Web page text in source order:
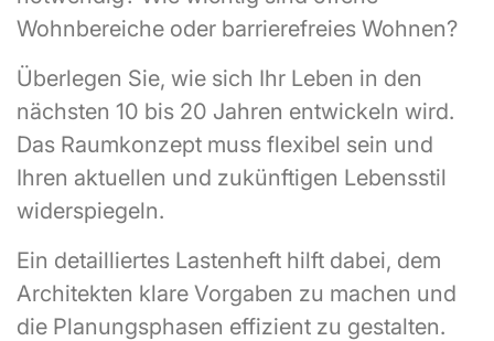
Wohnbereiche oder barrierefreies Wohnen?
Überlegen Sie, wie sich Ihr Leben in den
nächsten 10 bis 20 Jahren entwickeln wird.
Das Raumkonzept muss flexibel sein und
Ihren aktuellen und zukünftigen Lebensstil
widerspiegeln.
Ein detailliertes Lastenheft hilft dabei, dem
Architekten klare Vorgaben zu machen und
die Planungsphasen effizient zu gestalten.